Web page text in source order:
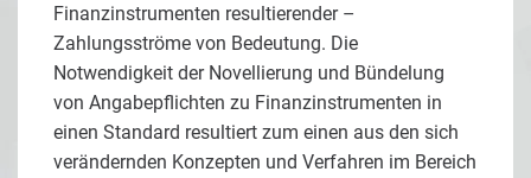
Finanzinstrumenten resultierender –
Zahlungsströme von Bedeutung. Die
Notwendigkeit der Novellierung und Bündelung
von Angabepflichten zu Finanzinstrumenten in
einen Standard resultiert zum einen aus den sich
verändernden Konzepten und Verfahren im Bereich